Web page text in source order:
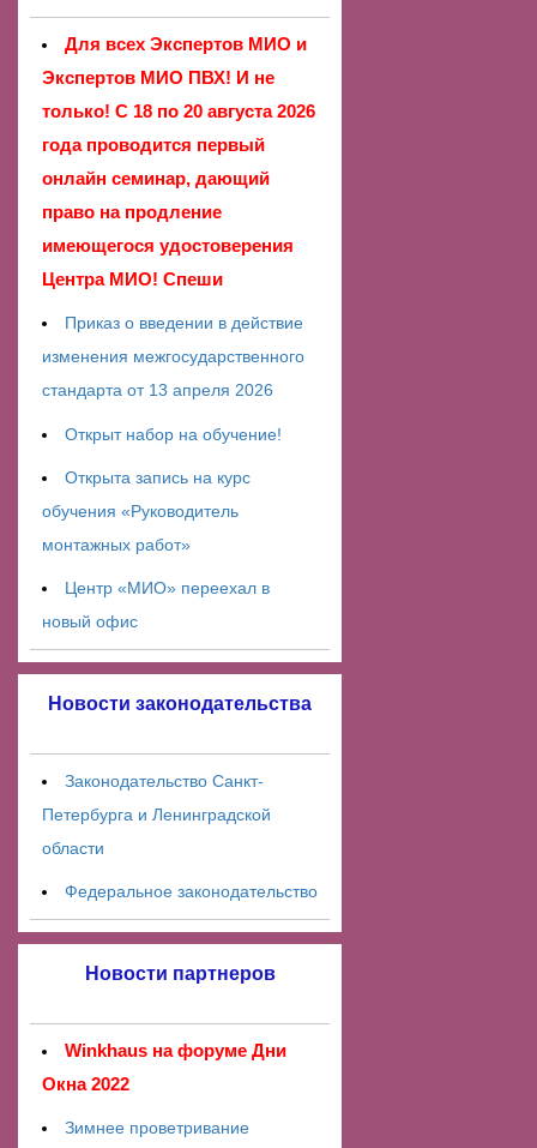
Для всех Экспертов МИО и
Экспертов МИО ПВХ! И не
только! С 18 по 20 августа 2026
года проводится первый
онлайн семинар, дающий
право на продление
имеющегося удостоверения
Центра МИО! Спеши
Приказ о введении в действие
изменения межгосударственного
стандарта от 13 апреля 2026
Открыт набор на обучение!
Открыта запись на курс
обучения «Руководитель
монтажных работ»
Центр «МИО» переехал в
новый офис
Новости законодательства
Законодательство Санкт-
Петербурга и Ленинградской
области
Федеральное законодательство
Новости партнеров
Winkhaus на форуме Дни
Окна 2022
Зимнее проветривание